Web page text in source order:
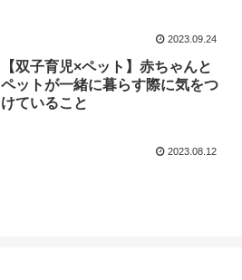
2023.09.24
【双子育児×ペット】赤ちゃんと
ペットが一緒に暮らす際に気をつ
けていること
2023.08.12